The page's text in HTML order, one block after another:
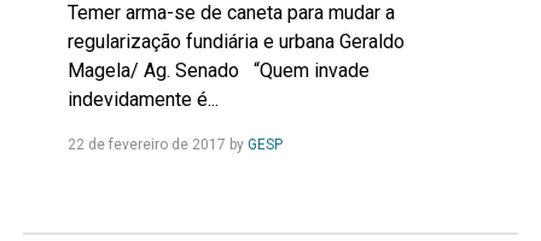
Temer arma-se de caneta para mudar a
regularização fundiária e urbana Geraldo
Magela/ Ag. Senado “Quem invade
indevidamente é...
22 de fevereiro de 2017 by GESPLeia